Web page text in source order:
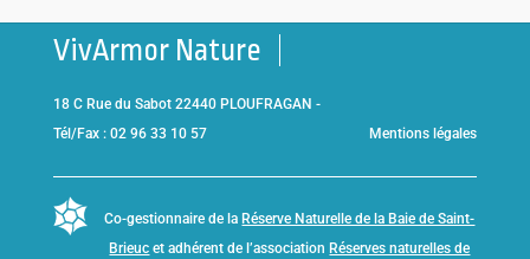
VivArmor Nature
18 C Rue du Sabot 22440 PLOUFRAGAN -
Tél/Fax : 02 96 33 10 57
Mentions légales
Co-gestionnaire de la Réserve Naturelle de la Baie de Saint-
Brieuc et adhérent de l’association Réserves naturelles de